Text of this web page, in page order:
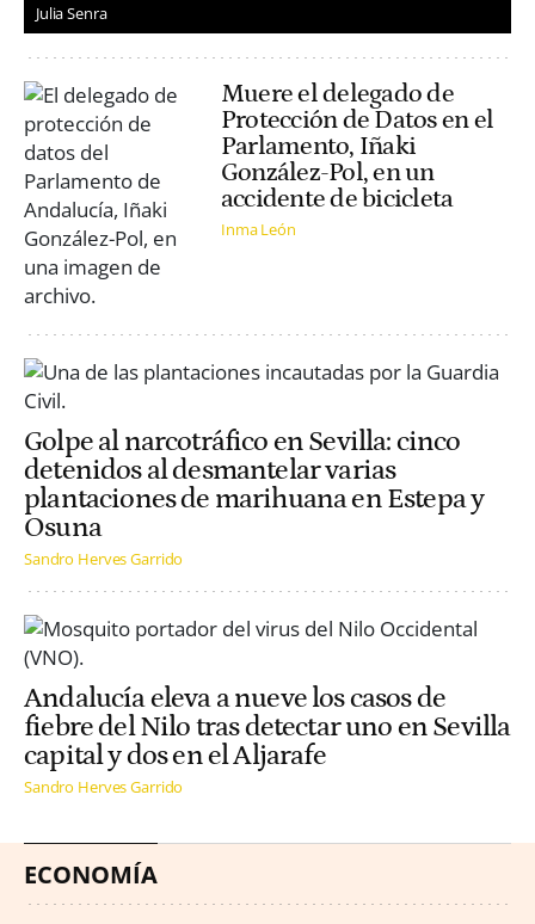
Julia Senra
Muere el delegado de
Protección de Datos en el
Parlamento, Iñaki
González-Pol, en un
accidente de bicicleta
Inma León
Golpe al narcotráfico en Sevilla: cinco
detenidos al desmantelar varias
plantaciones de marihuana en Estepa y
Osuna
Sandro Herves Garrido
Andalucía eleva a nueve los casos de
fiebre del Nilo tras detectar uno en Sevilla
capital y dos en el Aljarafe
Sandro Herves Garrido
ECONOMÍA